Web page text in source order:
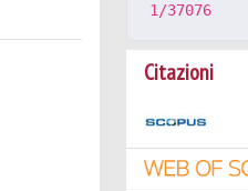
1/37076
Citazioni